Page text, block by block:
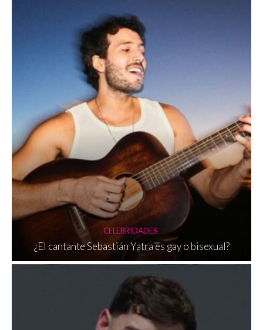
CELEBRIDADES
¿El cantante Sebastián Yatra es gay o bisexual?